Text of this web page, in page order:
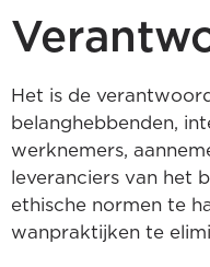
Het is de
belanghebbenden,
werknemers,
leveranciers van het
ethische normen te
wanpraktijken te